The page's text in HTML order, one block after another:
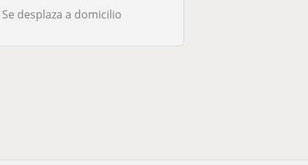
Se desplaza a domicilio